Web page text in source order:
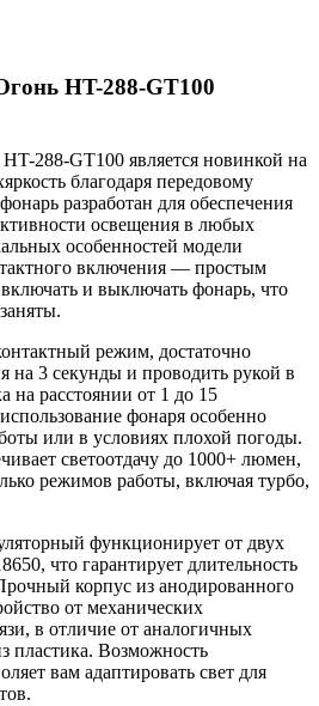
HT-288-GT100
288-GT100 является новинкой на
благодаря передовому
разработан для обеспечения
освещения в любых
особенностей модели
включения — простым
и выключать фонарь, что
режим, достаточно
на 3 секунды и проводить рукой в
на расстоянии от 1 до 15
фонаря особенно
или в условиях плохой погоды.
светоотдачу до 1000+ люмен,
режимов работы, включая турбо,
функционирует от двух
что гарантирует длительность
корпус из анодированного
от механических
в отличие от аналогичных
пластика. Возможность
вам адаптировать свет для